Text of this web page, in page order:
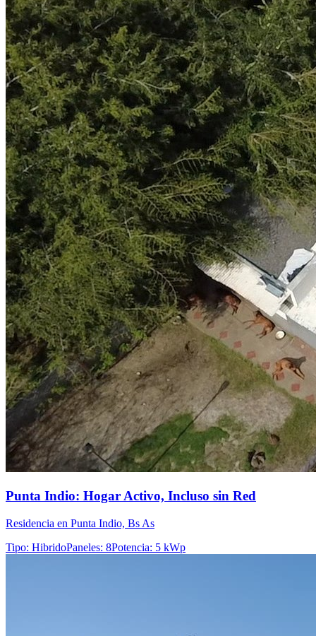
Punta Indio: Hogar Activo, Incluso sin Red
Residencia en Punta Indio, Bs As
Tipo: HibridoPaneles: 8Potencia: 5 kWp